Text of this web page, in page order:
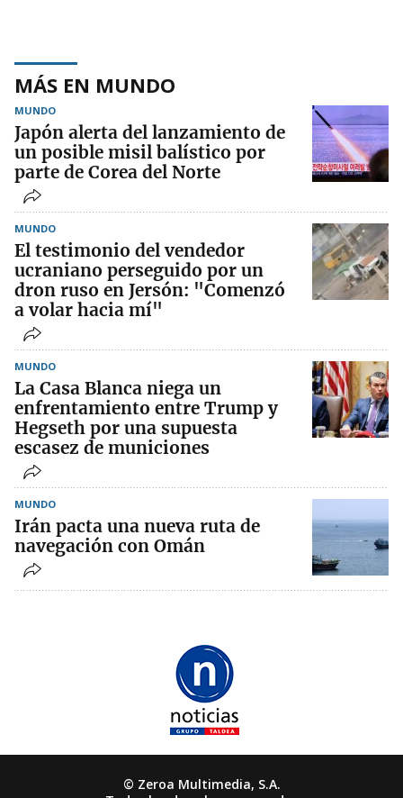
MÁS EN MUNDO
MUNDO
Japón alerta del lanzamiento de
un posible misil balístico por
parte de Corea del Norte
MUNDO
El testimonio del vendedor
ucraniano perseguido por un
dron ruso en Jersón: "Comenzó
a volar hacia mí"
MUNDO
La Casa Blanca niega un
enfrentamiento entre Trump y
Hegseth por una supuesta
escasez de municiones
MUNDO
Irán pacta una nueva ruta de
navegación con Omán
© Zeroa Multimedia, S.A.